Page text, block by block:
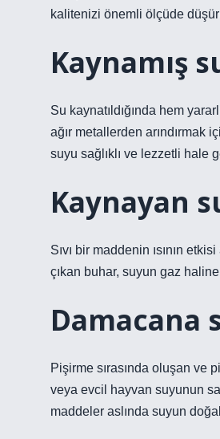
kalitenizi önemli ölçüde
Kaynamış
Su kaynatıldığında hem
ağır metallerden arındırmak
suyu sağlıklı ve lezzetli hale
Kaynayan
Sıvı bir maddenin ısının
çıkan buhar, suyun gaz
Damacana
Pişirme sırasında oluşan ve
veya evcil hayvan suyunun
maddeler aslında suyun